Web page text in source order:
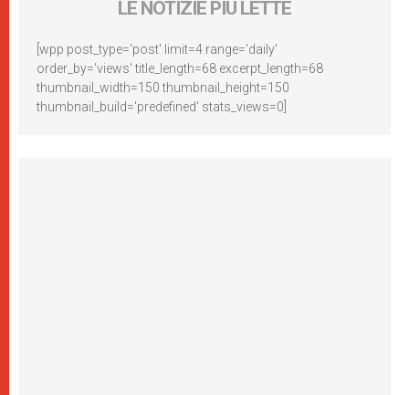
LE NOTIZIE PIÙ LETTE
[wpp post_type='post' limit=4 range='daily'
order_by='views' title_length=68 excerpt_length=68
thumbnail_width=150 thumbnail_height=150
thumbnail_build='predefined' stats_views=0]